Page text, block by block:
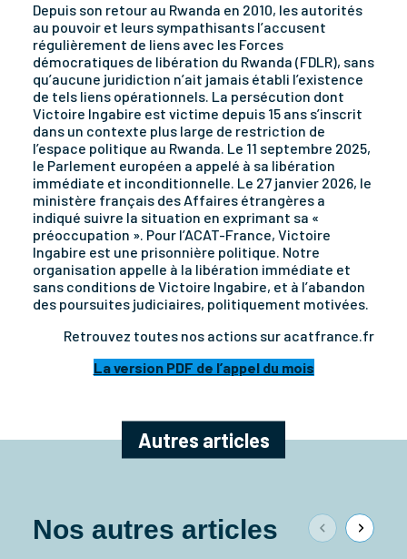
Depuis son retour au Rwanda en 2010, les autorités
au pouvoir et leurs sympathisants l’accusent
régulièrement de liens avec les Forces
démocratiques de libération du Rwanda (FDLR), sans
qu’aucune juridiction n’ait jamais établi l’existence
de tels liens opérationnels. La persécution dont
Victoire Ingabire est victime depuis 15 ans s’inscrit
dans un contexte plus large de restriction de
l’espace politique au Rwanda. Le 11 septembre 2025,
le Parlement européen a appelé à sa libération
immédiate et inconditionnelle. Le 27 janvier 2026, le
ministère français des Affaires étrangères a
indiqué suivre la situation en exprimant sa «
préoccupation ». Pour l’ACAT-France, Victoire
Ingabire est une prisonnière politique. Notre
organisation appelle à la libération immédiate et
sans conditions de Victoire Ingabire, et à l’abandon
des poursuites judiciaires, politiquement motivées.
Retrouvez toutes nos actions sur acatfrance.fr
La version PDF de l’appel du mois
Autres articles
Nos autres articles